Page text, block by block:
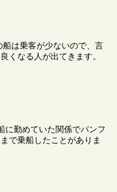
は乗客が少ないので、言
くなる人が出てきます。
に勤めていた関係でパンフ
で乗船したことがありま